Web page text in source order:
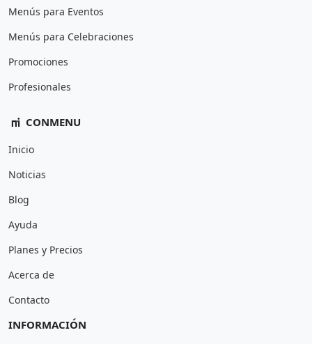
Menús para Eventos
Menús para Celebraciones
Promociones
Profesionales
CONMENU
Inicio
Noticias
Blog
Ayuda
Planes y Precios
Acerca de
Contacto
INFORMACIÓN